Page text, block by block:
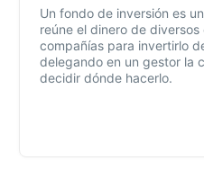
Un fondo de inversión es
reúne el dinero de
compañías para invertirlo
delegando en un gestor la
decidir dónde hacerlo.